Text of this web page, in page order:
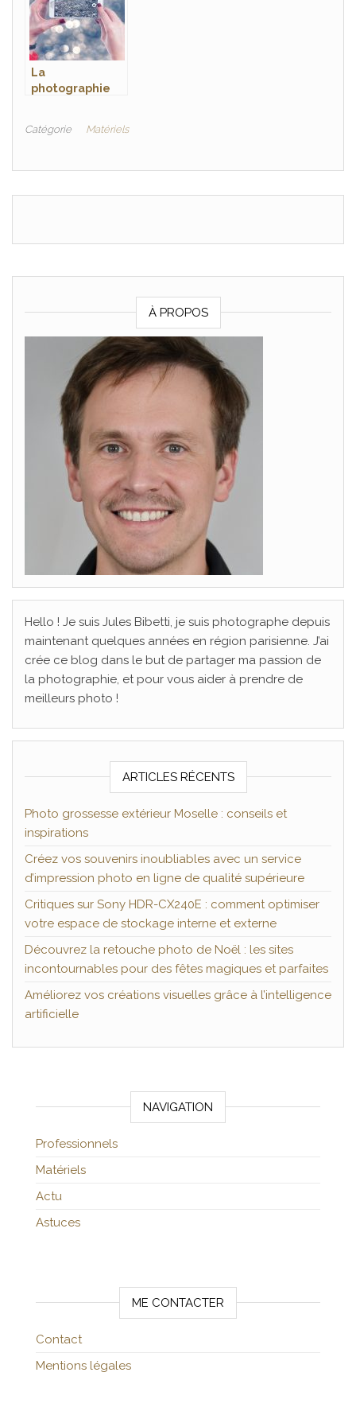
La
photographie
Catégorie Matériels
À PROPOS
Hello ! Je suis Jules Bibetti, je suis photographe depuis
maintenant quelques années en région parisienne. J’ai
crée ce blog dans le but de partager ma passion de
la photographie, et pour vous aider à prendre de
meilleurs photo !
ARTICLES RÉCENTS
Photo grossesse extérieur Moselle : conseils et
inspirations
Créez vos souvenirs inoubliables avec un service
d’impression photo en ligne de qualité supérieure
Critiques sur Sony HDR-CX240E : comment optimiser
votre espace de stockage interne et externe
Découvrez la retouche photo de Noël : les sites
incontournables pour des fêtes magiques et parfaites
Améliorez vos créations visuelles grâce à l’intelligence
artificielle
NAVIGATION
Professionnels
Matériels
Actu
Astuces
ME CONTACTER
Contact
Mentions légales